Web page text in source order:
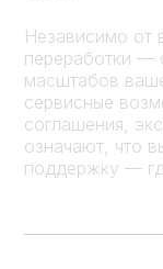
Независимо от
переработки —
масштабов
сервисные
соглашения,
означают, что
поддержку —